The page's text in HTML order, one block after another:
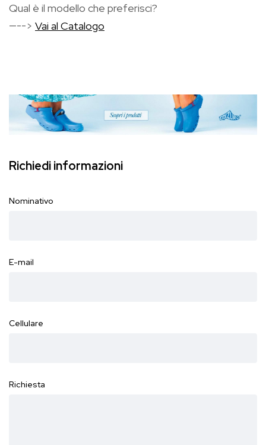
Qual è il modello che preferisci?
—--> Vai al Catalogo
Richiedi informazioni
Nominativo
E-mail
Cellulare
Richiesta